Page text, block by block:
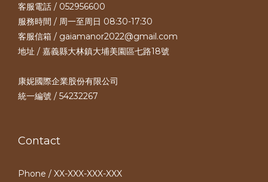
客服電話 / 052956600
服務時間 / 周一至周日 08:30-17:30
客服信箱 / gaiamanor2022@gmail.com
地址 / 嘉義縣大林鎮大埔美園區七路18號
康妮國際企業股份有限公司
統一編號 / 54232267
Contact
Phone / XX-XXX-XXX-XXX